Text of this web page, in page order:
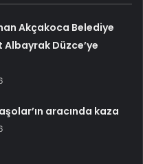
Akçakoca Belediye
Albayrak Düzce’ye
aracında kaza